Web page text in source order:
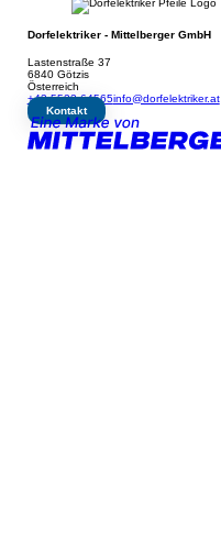
Dorfelektriker - Mittelberger GmbH
Lastenstraße 37
6840 Götzis
Österreich
+43 5523 64565info@dorfelektriker.at
Kontakt